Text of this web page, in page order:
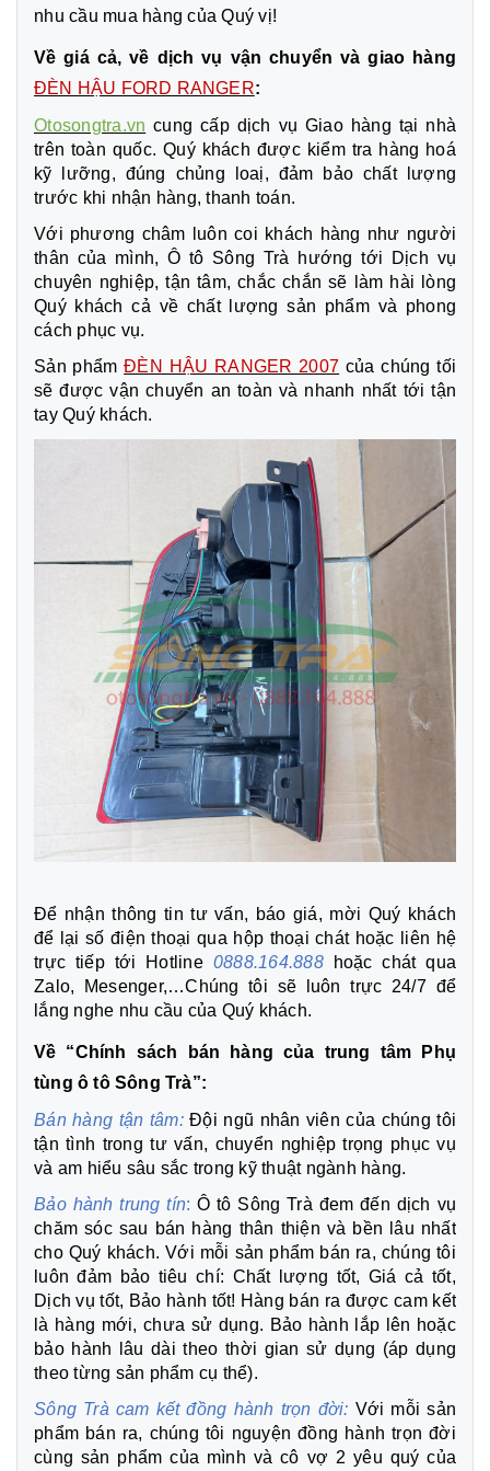
nhu cầu mua hàng của Quý vị!
Về giá cả, về dịch vụ vận chuyển và giao hàng
ĐÈN HẬU FORD RANGER:
Otosongtra.vn cung cấp dịch vụ Giao hàng tại nhà
trên toàn quốc. Quý khách được kiểm tra hàng hoá
kỹ lưỡng, đúng chủng loaị, đảm bảo chất lượng
trước khi nhận hàng, thanh toán.
Với phương châm luôn coi khách hàng như người
thân của mình, Ô tô Sông Trà hướng tới Dịch vụ
chuyên nghiệp, tận tâm, chắc chắn sẽ làm hài lòng
Quý khách cả về chất lượng sản phẩm và phong
cách phục vụ.
Sản phẩmĐÈN HẬU RANGER 2007 của chúng tối
sẽ được vận chuyển an toàn và nhanh nhất tới tận
tay Quý khách.
Để nhận thông tin tư vấn, báo giá, mời Quý khách
để lại số điện thoại qua hộp thoại chát hoặc liên hệ
trực tiếp tới Hotline 0888.164.888hoặc chát qua
Zalo, Mesenger,…Chúng tôi sẽ luôn trực 24/7 để
lắng nghe nhu cầu của Quý khách.
Về “Chính sách bán hàng của trung tâm Phụ
tùng ô tô Sông Trà”:
Bán hàng tận tâm: Đội ngũ nhân viên của chúng tôi
tận tình trong tư vấn, chuyển nghiệp trọng phục vụ
và am hiểu sâu sắc trong kỹ thuật ngành hàng.
Bảo hành trung tín:Ô tô Sông Trà đem đến dịch vụ
chăm sóc sau bán hàng thân thiện và bền lâu nhất
cho Quý khách. Với mỗi sản phẩm bán ra, chúng tôi
luôn đảm bảo tiêu chí: Chất lượng tốt, Giá cả tốt,
Dịch vụ tốt, Bảo hành tốt! Hàng bán ra được cam kết
là hàng mới, chưa sử dụng. Bảo hành lắp lên hoặc
bảo hành lâu dài theo thời gian sử dụng (áp dụng
theo từng sản phẩm cụ thể).
Sông Trà cam kết đồng hành trọn đời: Với mỗi sản
phẩm bán ra, chúng tôi nguyện đồng hành trọn đời
cùng sản phẩm của mình và cô vợ 2 yêu quý của